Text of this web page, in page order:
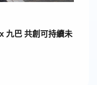
九巴 共創可持續未